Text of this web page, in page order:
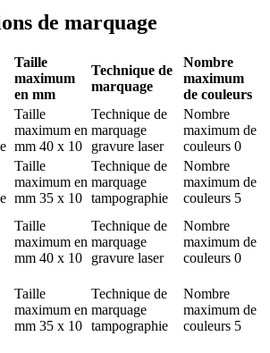
de marquage
Taille
maximum
en mm
Technique de
marquage
Nombre
maximum
de couleurs
Taille
maximum en
mm 40 x 10
Technique de
marquage
gravure laser
Nombre
maximum de
couleurs 0
Taille
maximum en
mm 35 x 10
Technique de
marquage
tampographie
Nombre
maximum de
couleurs 5
Taille
maximum en
mm 40 x 10
Technique de
marquage
gravure laser
Nombre
maximum de
couleurs 0
Taille
maximum en
mm 35 x 10
Technique de
marquage
tampographie
Nombre
maximum de
couleurs 5